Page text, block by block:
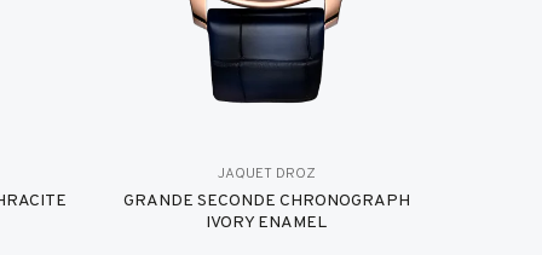
JAQUET DROZ
GRANDE SECONDE CHRONOGRAPH
IVORY ENAMEL